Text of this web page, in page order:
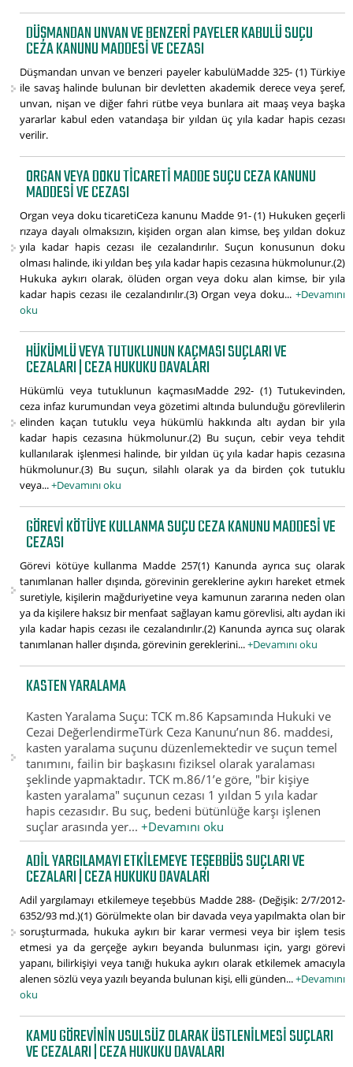
DÜŞMANDAN UNVAN VE BENZERI PAYELER KABULÜ SUÇU
CEZA KANUNU MADDESI VE CEZASI
Düşmandan unvan ve benzeri payeler kabulüMadde 325- (1) Türkiye
ile savaş halinde bulunan bir devletten akademik derece veya şeref,
unvan, nişan ve diğer fahri rütbe veya bunlara ait maaş veya başka
yararlar kabul eden vatandaşa bir yıldan üç yıla kadar hapis cezası
verilir.
ORGAN VEYA DOKU TICARETI MADDE SUÇU CEZA KANUNU
MADDESI VE CEZASI
Organ veya doku ticaretiCeza kanunu Madde 91- (1) Hukuken geçerli
rızaya dayalı olmaksızın, kişiden organ alan kimse, beş yıldan dokuz
yıla kadar hapis cezası ile cezalandırılır. Suçun konusunun doku
olması halinde, iki yıldan beş yıla kadar hapis cezasına hükmolunur.(2)
Hukuka aykırı olarak, ölüden organ veya doku alan kimse, bir yıla
kadar hapis cezası ile cezalandırılır.(3) Organ veya doku... +Devamını
oku
HÜKÜMLÜ VEYA TUTUKLUNUN KAÇMASI SUÇLARI VE
CEZALARI | CEZA HUKUKU DAVALARI
Hükümlü veya tutuklunun kaçmasıMadde 292- (1) Tutukevinden,
ceza infaz kurumundan veya gözetimi altında bulunduğu görevlilerin
elinden kaçan tutuklu veya hükümlü hakkında altı aydan bir yıla
kadar hapis cezasına hükmolunur.(2) Bu suçun, cebir veya tehdit
kullanılarak işlenmesi halinde, bir yıldan üç yıla kadar hapis cezasına
hükmolunur.(3) Bu suçun, silahlı olarak ya da birden çok tutuklu
veya...+Devamını oku
GÖREVI KÖTÜYE KULLANMA SUÇU CEZA KANUNU MADDESI VE
CEZASI
Görevi kötüye kullanma Madde 257(1) Kanunda ayrıca suç olarak
tanımlanan haller dışında, görevinin gereklerine aykırı hareket etmek
suretiyle, kişilerin mağduriyetine veya kamunun zararına neden olan
ya da kişilere haksız bir menfaat sağlayan kamu görevlisi, altı aydan iki
yıla kadar hapis cezası ile cezalandırılır.(2) Kanunda ayrıca suç olarak
tanımlanan haller dışında, görevinin gereklerini...+Devamını oku
KASTEN YARALAMA
Kasten Yaralama Suçu: TCK m.86 Kapsamında Hukuki ve
Cezai DeğerlendirmeTürk Ceza Kanunu’nun 86. maddesi,
kasten yaralama suçunu düzenlemektedir ve suçun temel
tanımını, failin bir başkasını fiziksel olarak yaralaması
şeklinde yapmaktadır. TCK m.86/1’e göre, "bir kişiye
kasten yaralama" suçunun cezası 1 yıldan 5 yıla kadar
hapis cezasıdır. Bu suç, bedeni bütünlüğe karşı işlenen
suçlar arasında yer...+Devamını oku
ADIL YARGILAMAYI ETKILEMEYE TEŞEBBÜS SUÇLARI VE
CEZALARI | CEZA HUKUKU DAVALARI
Adil yargılamayı etkilemeye teşebbüs Madde 288- (Değişik: 2/7/2012-
6352/93 md.)(1) Görülmekte olan bir davada veya yapılmakta olan bir
soruşturmada, hukuka aykırı bir karar vermesi veya bir işlem tesis
etmesi ya da gerçeğe aykırı beyanda bulunması için, yargı görevi
yapanı, bilirkişiyi veya tanığı hukuka aykırı olarak etkilemek amacıyla
alenen sözlü veya yazılı beyanda bulunan kişi, elli günden...+Devamını
oku
KAMU GÖREVININ USULSÜZ OLARAK ÜSTLENILMESI SUÇLARI
VE CEZALARI | CEZA HUKUKU DAVALARI